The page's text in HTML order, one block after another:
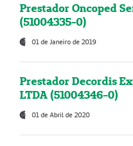
Prestador Oncoped
(51004335-0)
01 de Janeiro de 2019
Prestador Decordis
LTDA (51004346-0)
01 de Abril de 2020